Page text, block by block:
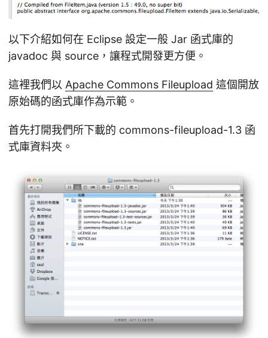
以下介紹如何在 Eclipse 設定一般 Jar 函式庫的
javadoc 與 source，讓程式開發更方便。
這裡我們以 Apache Commons Fileupload 這個開放
原始碼的函式庫作為示範。
首先打開我們所下載的 commons-fileupload-1.3 函
式庫資料夾。